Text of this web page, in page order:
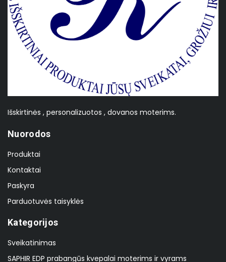
Išskirtinės , personalizuotos , dovanos moterims.
Nuorodos
Produktai
Kontaktai
Paskyra
Parduotuvės taisyklės
Kategorijos
Sveikatinimas
SAPHIR EDP prabangūs kvepalai moterims ir vyrams